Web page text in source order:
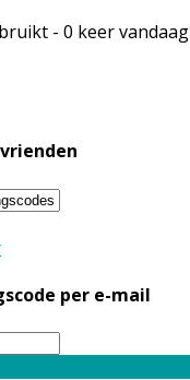
- 0 keer vandaag
per e-mail